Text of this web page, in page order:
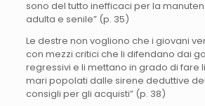
sono del tutto inefficaci per la
adulta e senile” (p. 35)
Le destre non vogliono che i giovani
con mezzi critici che li difendano dai
regressivi e li mettano in grado di fare
mari popolati dalle sirene deduttive
consigli per gli acquisti” (p. 38)